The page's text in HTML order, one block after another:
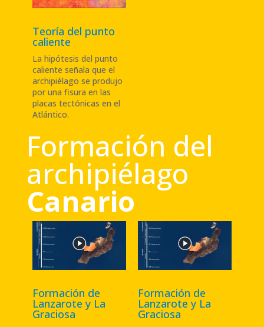
Teoría del punto
caliente
La hipótesis del punto
caliente señala que el
archipiélago se produjo
por una fisura en las
placas tectónicas en el
Atlántico.
Formación del
archipiélago
Canario
Formación de
Lanzarote y La
Graciosa
Formación de
Lanzarote y La
Graciosa